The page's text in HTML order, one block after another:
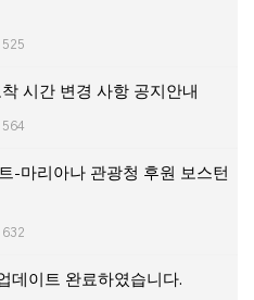
525
시간 변경 사항 공지안내
564
-마리아나 관광청 후원 보스턴
632
데이트 완료하였습니다.